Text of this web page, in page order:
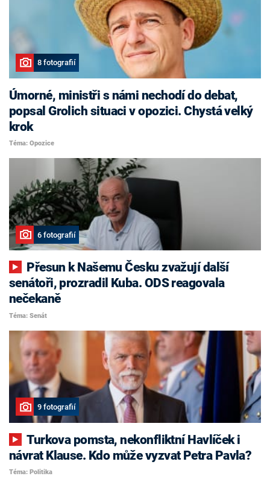
8 fotografií
Úmorné, ministři s námi nechodí do debat,
popsal Grolich situaci v opozici. Chystá velký
krok
Téma: Opozice
6 fotografií
senátoři, prozradil Kuba. ODS reagovala
nečekaně
Téma: Senát
9 fotografií
Turkova pomsta, nekonfliktní Havlíček i
návrat Klause. Kdo může vyzvat Petra Pavla?
Téma: Politika